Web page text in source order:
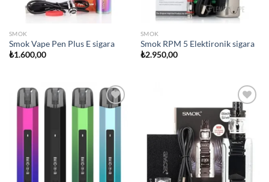
SMOK
Smok Vape Pen Plus E sigara
₺1.600,00
SMOK
Smok RPM 5 Elektironik sigara
₺2.950,00
Add to
wishlist